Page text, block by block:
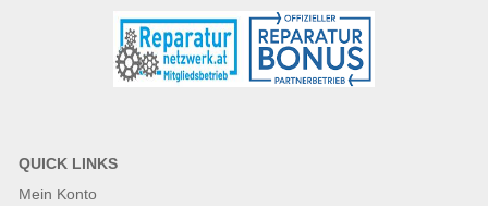
QUICK LINKS
Mein Konto